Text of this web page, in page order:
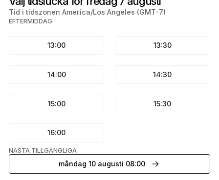
Tid i tidszonen America/Los Angeles (GMT-7)
EFTERMIDDAG
13:00 13:30
14:00 14:30
15:00 15:30
16:00
NÄSTA TILLGÄNGLIGA
måndag 10 augusti 08:00